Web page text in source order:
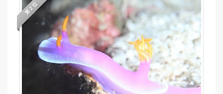
第 2 位